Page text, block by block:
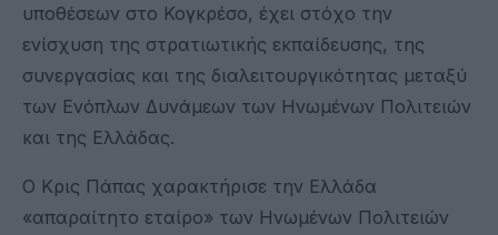
υποθέσεων στο Κογκρέσο, έχει στόχο την
ενίσχυση της στρατιωτικής εκπαίδευσης, της
συνεργασίας και της διαλειτουργικότητας μεταξύ
των Ενόπλων Δυνάμεων των Ηνωμένων Πολιτειών
και της Ελλάδας.
Ο Κρις Πάπας χαρακτήρισε την Ελλάδα
«απαραίτητο εταίρο» των Ηνωμένων Πολιτειών